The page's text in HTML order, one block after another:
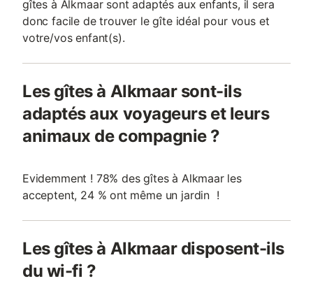
gîtes à Alkmaar sont adaptés aux enfants, il sera
donc facile de trouver le gîte idéal pour vous et
votre/vos enfant(s).
Les gîtes à Alkmaar sont-ils
adaptés aux voyageurs et leurs
animaux de compagnie ?
Evidemment ! 78% des gîtes à Alkmaar les
acceptent, 24 % ont même un jardin !
Les gîtes à Alkmaar disposent-ils
du wi-fi ?